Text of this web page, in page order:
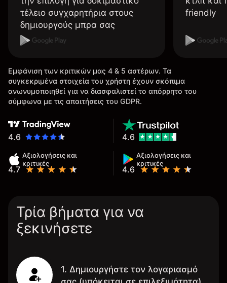
τέλειο συγχαρητήρια στους
δημιουργούς μπρα σας
friendly
Εμφάνιση των κριτικών μας 4 & 5 αστέρων. Τα
συγκεκριμένα στοιχεία του χρήστη έχουν σκόπιμα
ανωνυμοποιηθεί για να διασφαλιστεί το απόρρητο του
σύμφωνα με τις απαιτήσεις του GDPR.
4.6
Αξιολογήσεις και
κριτικές
4.7
Αξιολογήσεις και
κριτικές
4.6
4.6
Τρία βήματα για να
ξεκινήσετε
1. Δημιουργήστε τον λογαριασμό